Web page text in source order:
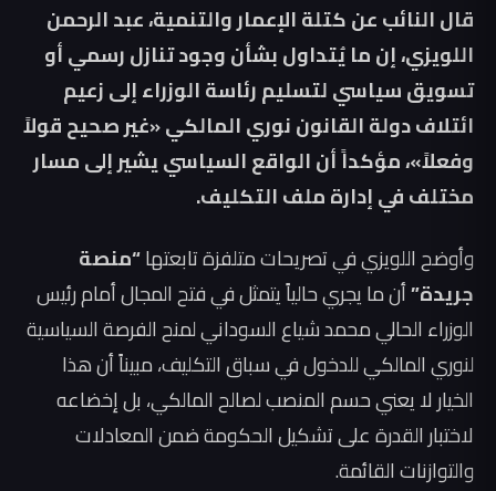
قال النائب عن كتلة الإعمار والتنمية، عبد الرحمن
اللويزي، إن ما يُتداول بشأن وجود تنازل رسمي أو
تسويق سياسي لتسليم رئاسة الوزراء إلى زعيم
ائتلاف دولة القانون نوري المالكي «غير صحيح قولاً
وفعلاً»، مؤكداً أن الواقع السياسي يشير إلى مسار
مختلف في إدارة ملف التكليف.
وأوضح اللويزي في تصريحات متلفزة تابعتها“منصة
جريدة”أن ما يجري حالياً يتمثل في فتح المجال أمام رئيس
الوزراء الحالي محمد شياع السوداني لمنح الفرصة السياسية
لنوري المالكي للدخول في سباق التكليف، مبيناً أن هذا
الخيار لا يعني حسم المنصب لصالح المالكي، بل إخضاعه
لاختبار القدرة على تشكيل الحكومة ضمن المعادلات
والتوازنات القائمة.